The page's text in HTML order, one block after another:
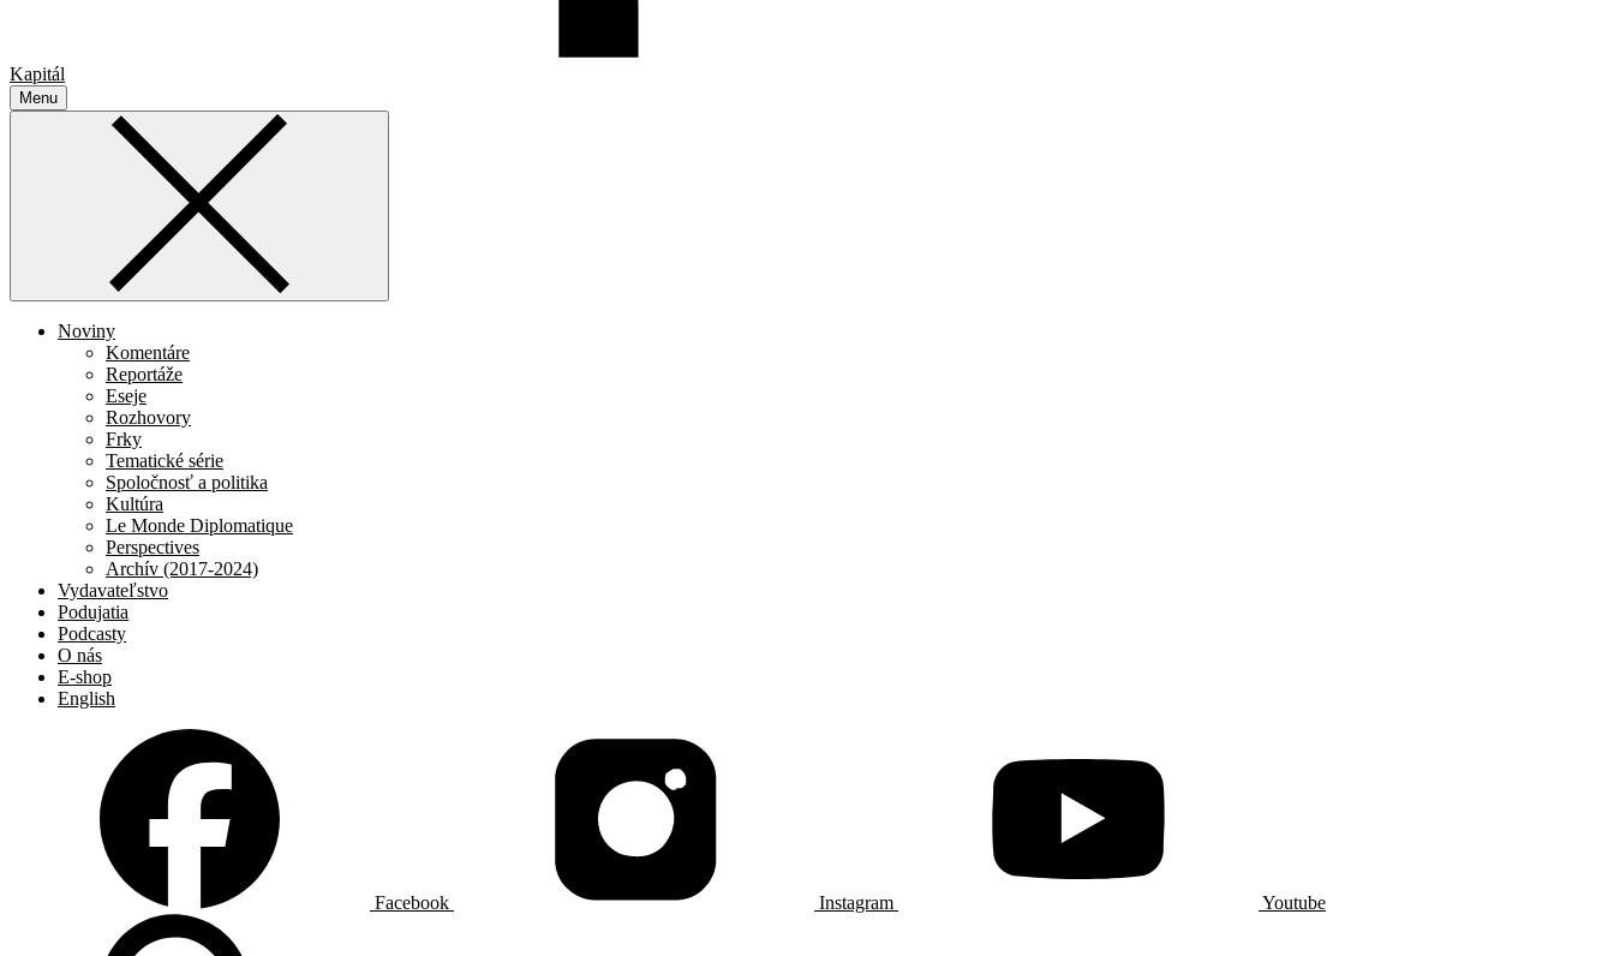
Kapitál
Menu
Noviny
Komentáre
Reportáže
Eseje
Rozhovory
Frky
Tematické série
Spoločnosť a politika
Kultúra
Le Monde Diplomatique
Perspectives
Archív (2017-2024)
Vydavateľstvo
Podujatia
Podcasty
O nás
E-shop
English
Facebook Instagram Youtube